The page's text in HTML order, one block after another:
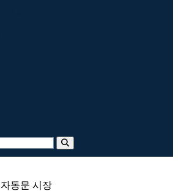
자동문 시장